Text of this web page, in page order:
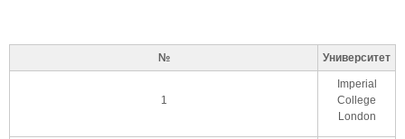
№ Университет
1
Imperial
College
London